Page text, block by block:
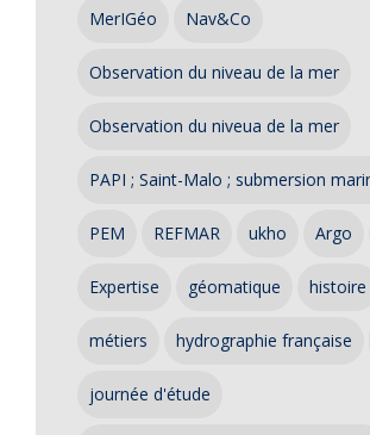
MerIGéo Nav&Co
Observation du niveau de la mer
Observation du niveua de la mer
PAPI ; Saint-Malo ; submersion
PEM REFMAR ukho Argo
Expertise géomatique histoire
métiers hydrographie française
journée d'étude